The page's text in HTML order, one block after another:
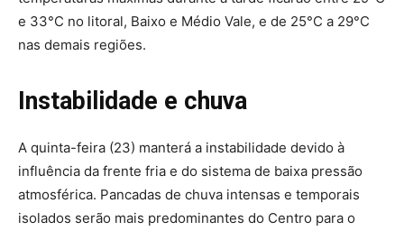
e 33°C no litoral, Baixo e Médio Vale, e de 25°C a 29°C
nas demais regiões.
Instabilidade e chuva
A quinta-feira (23) manterá a instabilidade devido à
influência da frente fria e do sistema de baixa pressão
atmosférica. Pancadas de chuva intensas e temporais
isolados serão mais predominantes do Centro para o